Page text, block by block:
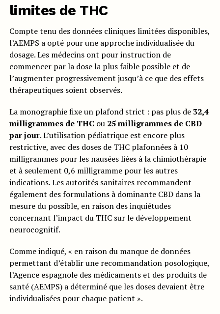
limites de THC
Compte tenu des données cliniques limitées disponibles,
l’AEMPS a opté pour une approche individualisée du
dosage. Les médecins ont pour instruction de
commencer par la dose la plus faible possible et de
l’augmenter progressivement jusqu’à ce que des effets
thérapeutiques soient observés.
La monographie fixe un plafond strict : pas plus de 32,4
milligrammes de THC ou 25 milligrammes de CBD
par jour. L’utilisation pédiatrique est encore plus
restrictive, avec des doses de THC plafonnées à 10
milligrammes pour les nausées liées à la chimiothérapie
et à seulement 0,6 milligramme pour les autres
indications. Les autorités sanitaires recommandent
également des formulations à dominante CBD dans la
mesure du possible, en raison des inquiétudes
concernant l’impact du THC sur le développement
neurocognitif.
Comme indiqué, « en raison du manque de données
permettant d’établir une recommandation posologique,
l’Agence espagnole des médicaments et des produits de
santé (AEMPS) a déterminé que les doses devaient être
individualisées pour chaque patient ».